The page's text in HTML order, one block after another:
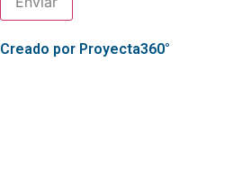
Creado por Proyecta360°